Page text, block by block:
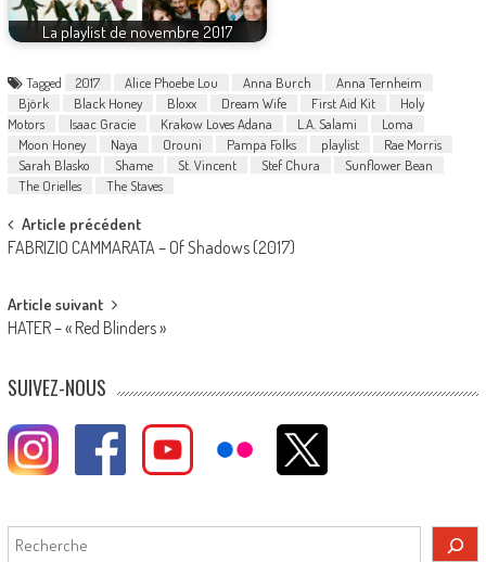
La playlist de novembre 2017
Tagged 2017 Alice Phoebe Lou Anna Burch
Anna Ternheim
Björk
Black Honey Bloxx Dream Wife First Aid Kit
Holy
Motors
Isaac Gracie Krakow Loves Adana L.A. Salami
Loma
Moon Honey
Naya Orouni Pampa Folks playlist
Rae Morris
Sarah Blasko
Shame St. Vincent Stef Chura
Sunflower Bean
The Orielles
The Staves
Post
navigation
Article précédent
FABRIZIO CAMMARATA – Of Shadows (2017)
Article suivant
HATER – « Red Blinders »
SUIVEZ-NOUS
Rechercher